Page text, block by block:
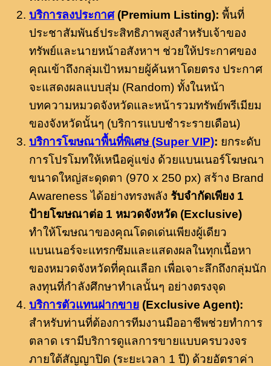
บริการลงประกาศ(Premium Listing): พื้นที่
ประชาสัมพันธ์ประสิทธิภาพสูงสำหรับเจ้าของ
ทรัพย์และนายหน้าอสังหาฯ ช่วยให้ประกาศของ
คุณเข้าถึงกลุ่มเป้าหมายผู้ค้นหาโดยตรง ประกาศ
จะแสดงผลแบบสุ่ม (Random) ทั้งในหน้า
บทความหมวดจังหวัดและหน้ารวมทรัพย์พรีเมียม
ของจังหวัดนั้นๆ (บริการแบบชำระรายเดือน)
บริการโฆษณาพื้นที่พิเศษ (Super VIP): ยกระดับ
การโปรโมทให้เหนือคู่แข่ง ด้วยแบนเนอร์โฆษณา
ขนาดใหญ่สะดุดตา (970 x 250 px) สร้าง Brand
Awareness ได้อย่างทรงพลัง รับจำกัดเพียง 1
ป้ายโฆษณาต่อ 1 หมวดจังหวัด (Exclusive)
ทำให้โฆษณาของคุณโดดเด่นเพียงผู้เดียว
แบนเนอร์จะแทรกซึมและแสดงผลในทุกเนื้อหา
ของหมวดจังหวัดที่คุณเลือก เพื่อเจาะลึกถึงกลุ่มนัก
ลงทุนที่กำลังศึกษาทำเลนั้นๆ อย่างตรงจุด
บริการตัวแทนฝากขาย (Exclusive Agent):
สำหรับท่านที่ต้องการทีมงานมืออาชีพช่วยทำการ
ตลาด เรามีบริการดูแลการขายแบบครบวงจร
ภายใต้สัญญาปิด (ระยะเวลา 1 ปี) ด้วยอัตราค่า